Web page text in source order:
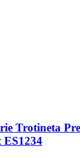
Trotineta